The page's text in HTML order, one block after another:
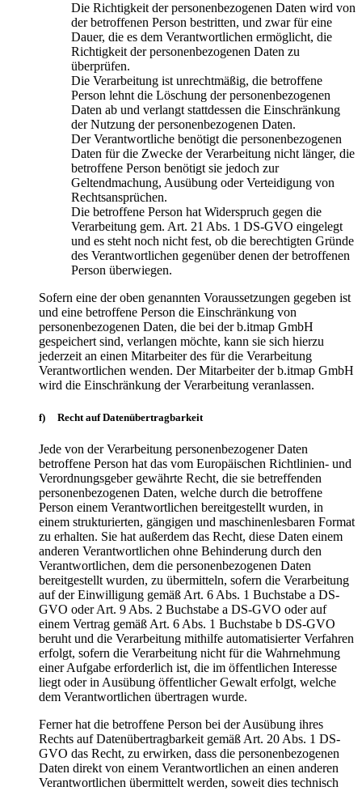
Die Richtigkeit der personenbezogenen Daten wird von
der betroffenen Person bestritten, und zwar für eine
Dauer, die es dem Verantwortlichen ermöglicht, die
Richtigkeit der personenbezogenen Daten zu
überprüfen.
Die Verarbeitung ist unrechtmäßig, die betroffene
Person lehnt die Löschung der personenbezogenen
Daten ab und verlangt stattdessen die Einschränkung
der Nutzung der personenbezogenen Daten.
Der Verantwortliche benötigt die personenbezogenen
Daten für die Zwecke der Verarbeitung nicht länger, die
betroffene Person benötigt sie jedoch zur
Geltendmachung, Ausübung oder Verteidigung von
Rechtsansprüchen.
Die betroffene Person hat Widerspruch gegen die
Verarbeitung gem. Art. 21 Abs. 1 DS-GVO eingelegt
und es steht noch nicht fest, ob die berechtigten Gründe
des Verantwortlichen gegenüber denen der betroffenen
Person überwiegen.
Sofern eine der oben genannten Voraussetzungen gegeben ist
und eine betroffene Person die Einschränkung von
personenbezogenen Daten, die bei der b.itmap GmbH
gespeichert sind, verlangen möchte, kann sie sich hierzu
jederzeit an einen Mitarbeiter des für die Verarbeitung
Verantwortlichen wenden. Der Mitarbeiter der b.itmap GmbH
wird die Einschränkung der Verarbeitung veranlassen.
f) Recht auf Datenübertragbarkeit
Jede von der Verarbeitung personenbezogener Daten
betroffene Person hat das vom Europäischen Richtlinien- und
Verordnungsgeber gewährte Recht, die sie betreffenden
personenbezogenen Daten, welche durch die betroffene
Person einem Verantwortlichen bereitgestellt wurden, in
einem strukturierten, gängigen und maschinenlesbaren Format
zu erhalten. Sie hat außerdem das Recht, diese Daten einem
anderen Verantwortlichen ohne Behinderung durch den
Verantwortlichen, dem die personenbezogenen Daten
bereitgestellt wurden, zu übermitteln, sofern die Verarbeitung
auf der Einwilligung gemäß Art. 6 Abs. 1 Buchstabe a DS-
GVO oder Art. 9 Abs. 2 Buchstabe a DS-GVO oder auf
einem Vertrag gemäß Art. 6 Abs. 1 Buchstabe b DS-GVO
beruht und die Verarbeitung mithilfe automatisierter Verfahren
erfolgt, sofern die Verarbeitung nicht für die Wahrnehmung
einer Aufgabe erforderlich ist, die im öffentlichen Interesse
liegt oder in Ausübung öffentlicher Gewalt erfolgt, welche
dem Verantwortlichen übertragen wurde.
Ferner hat die betroffene Person bei der Ausübung ihres
Rechts auf Datenübertragbarkeit gemäß Art. 20 Abs. 1 DS-
GVO das Recht, zu erwirken, dass die personenbezogenen
Daten direkt von einem Verantwortlichen an einen anderen
Verantwortlichen übermittelt werden, soweit dies technisch